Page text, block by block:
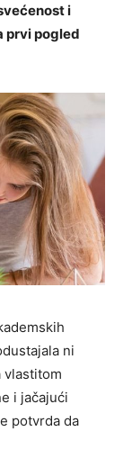
i
prvi pogled
ni
vlastitom
i jačajući
potvrda da